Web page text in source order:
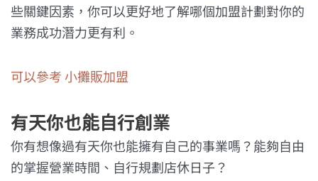
些關鍵因素，你可以更好地了解哪個加盟計劃對你的
業務成功潛力更有利。
可以參考 小攤販加盟
有天你也能自行創業
你有想像過有天你也能擁有自己的事業嗎？能夠自由
的掌握營業時間、自行規劃店休日子？